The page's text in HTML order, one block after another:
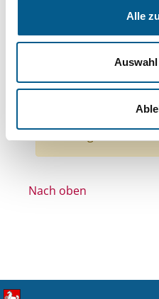
Alle
Themen:
Themen:
Themen: Tierschutz
Themen:
Nach oben